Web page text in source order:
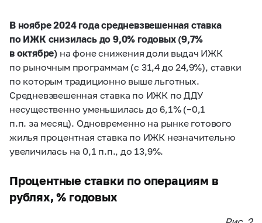
В ноябре 2024 года средневзвешенная ставка
по ИЖК снизилась до 9,0% годовых (9,7%
в октябре) на фоне снижения доли выдач ИЖК
по рыночным программам (с 31,4 до 24,9%), ставки
по которым традиционно выше льготных.
Средневзвешенная ставка по ИЖК по ДДУ
несущественно уменьшилась до 6,1% (−0,1
п.п. за месяц). Одновременно на рынке готового
жилья процентная ставка по ИЖК незначительно
увеличилась на 0,1 п.п., до 13,9%.
Процентные ставки по операциям в
рублях, % годовых